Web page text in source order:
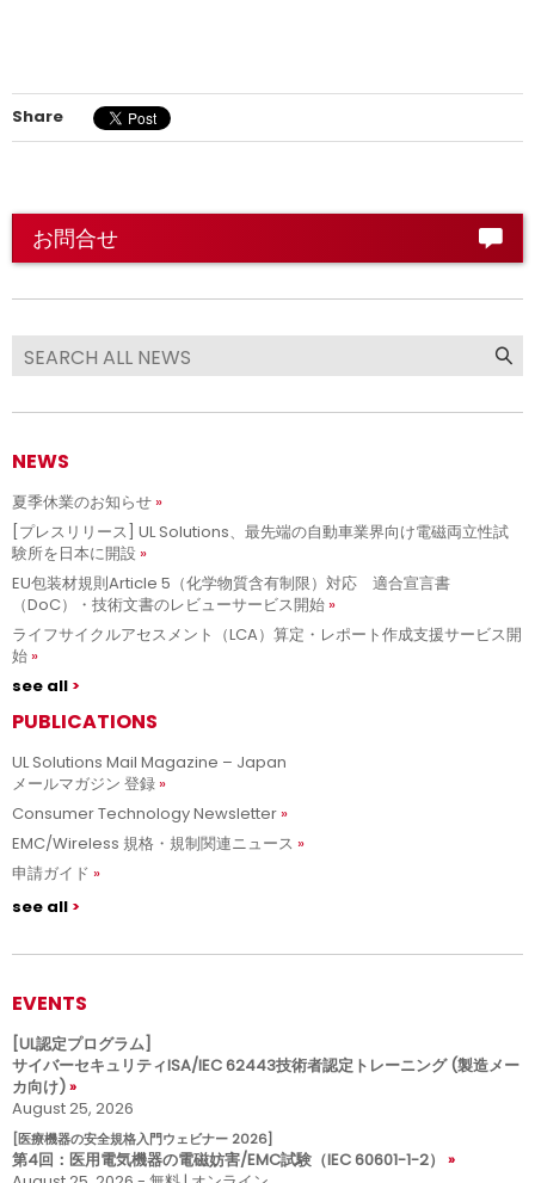
Share
お問合せ
NEWS
夏季休業のお知らせ
[プレスリリース] UL Solutions、最先端の自動車業界向け電磁両立性試
験所を日本に開設
EU包装材規則Article 5（化学物質含有制限）対応 適合宣言書
（DoC）・技術文書のレビューサービス開始
ライフサイクルアセスメント（LCA）算定・レポート作成支援サービス開
始
see all
PUBLICATIONS
UL Solutions Mail Magazine – Japan
メールマガジン 登録
Consumer Technology Newsletter
EMC/Wireless 規格・規制関連ニュース
申請ガイド
see all
EVENTS
[UL認定プログラム]
サイバーセキュリティISA/IEC 62443技術者認定トレーニング (製造メー
カ向け)
August 25, 2026
[医療機器の安全規格入門ウェビナー 2026]
第4回：医用電気機器の電磁妨害/EMC試験（IEC 60601-1-2）